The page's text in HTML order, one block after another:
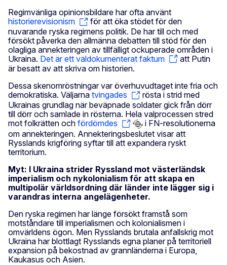
Regimvänliga opinionsbildare har ofta använt
historierevisionism
för att öka stödet för den
nuvarande ryska regimens politik. De har till och med
försökt påverka den allmänna debatten till stöd för den
olagliga annekteringen av tillfälligt ockuperade områden i
Ukraina. Det är ett väldokumenterat faktum
att Putin
är besatt av att skriva om historien.
Dessa skenomröstningar var överhuvudtaget inte fria och
demokratiska. Väljarna tvingades
rösta i strid med
Ukrainas grundlag när beväpnade soldater gick från dörr
till dörr och samlade in rösterna. Hela valprocessen stred
mot folkrätten och fördömdes
i FN-resolutionerna
om annekteringen. Annekteringsbeslutet visar att
Rysslands krigföring syftar till att expandera ryskt
territorium.
Myt: I Ukraina strider Ryssland mot västerländsk
imperialism och nykolonialism för att skapa en
multipolär världsordning där länder inte lägger sig i
varandras interna angelägenheter.
Den ryska regimen har länge försökt framstå som
motståndare till imperialismen och kolonialismen i
omvärldens ögon. Men Rysslands brutala anfallskrig mot
Ukraina har blottlagt Rysslands egna planer på territoriell
expansion på bekostnad av grannländerna i Europa,
Kaukasus och Asien.